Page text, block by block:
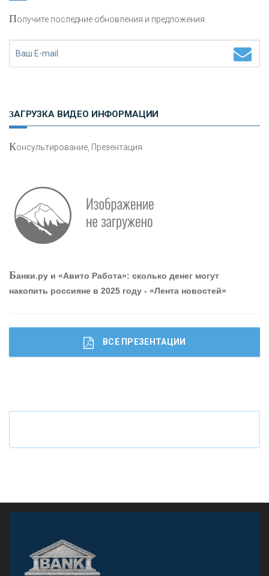
Работа мечты. Что банки делают для того, чтобы
привлечь и удержать персонал - «Интервью»
Что будет с наличными деньгами при цифровом
Получите последние обновления и предложения.
ЗАГРУЗКА ВИДЕО ИНФОРМАЦИИ
Консультирование, Презентация
Банки.ру и «Авито Работа»: сколько денег могут
накопить россияне в 2025 году - «Лента новостей»
ВСЕ ПРЕЗЕНТАЦИИ